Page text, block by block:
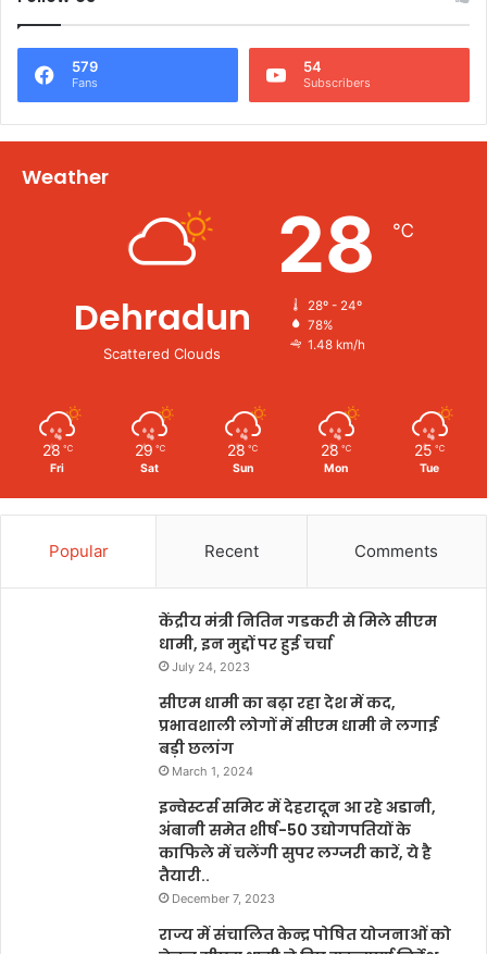
579
Fans
54
Subscribers
Weather
Dehradun
Scattered Clouds
28 ℃
28º - 24º
78%
1.48 km/h
28 ℃
Fri
29 ℃
Sat
28 ℃
Sun
28 ℃
Mon
25 ℃
Tue
Popular Recent Comments
केंद्रीय मंत्री नितिन गडकरी से मिले सीएम
धामी, इन मुद्दों पर हुई चर्चा
July 24, 2023
सीएम धामी का बढ़ा रहा देश में कद,
प्रभावशाली लोगों में सीएम धामी ने लगाई
बड़ी छलांग
March 1, 2024
इन्वेस्टर्स समिट में देहरादून आ रहे अडानी,
अंबानी समेत शीर्ष-50 उद्योगपतियों के
काफिले में चलेंगी सुपर लग्जरी कारें, ये है
तैयारी..
December 7, 2023
राज्य में संचालित केन्द्र पोषित योजनाओं को